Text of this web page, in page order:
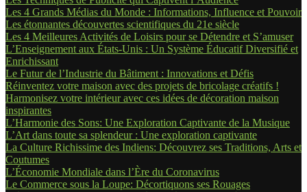
Les 4 Grands Médias du Monde : Informations, Influence et Pouvoir
Les étonnantes découvertes scientifiques du 21e siècle
Les 4 Meilleures Activités de Loisirs pour se Détendre et S’amuser
L’Enseignement aux États-Unis : Un Système Éducatif Diversifié et
Enrichissant
Le Futur de l’Industrie du Bâtiment : Innovations et Défis
Réinventez votre maison avec des projets de bricolage créatifs !
Harmonisez votre intérieur avec ces idées de décoration maison
inspirantes
L’Harmonie des Sons: Une Exploration Captivante de la Musique
L’Art dans toute sa splendeur : Une exploration captivante
La Culture Richissime des Indiens: Découvrez ses Traditions, Arts et
Coutumes
L’Économie Mondiale dans l’Ère du Coronavirus
Le Commerce sous la Loupe: Décortiquons ses Rouages